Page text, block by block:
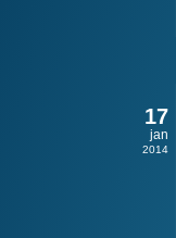
17
jan
2014